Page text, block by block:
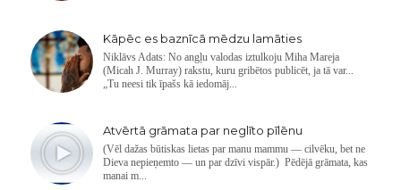
Kāpēc es baznīcā mēdzu lamāties
Niklāvs Adats: No angļu valodas iztulkoju Miha Mareja
(Micah J. Murray) rakstu, kuru gribētos publicēt, ja tā var...
„Tu neesi tik īpašs kā iedomāj...
Atvērtā grāmata par neglīto pīlēnu
(Vēl dažas būtiskas lietas par manu mammu — cilvēku, bet ne
Dieva nepieņemto — un par dzīvi vispār.) Pēdējā grāmata, kas
manai m...